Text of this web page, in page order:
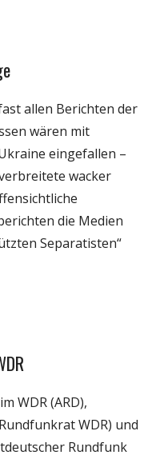
allen Berichten der
wären mit
eingefallen –
wacker
die Medien
Separatisten“
WDR (ARD),
WDR) und
Rundfunk